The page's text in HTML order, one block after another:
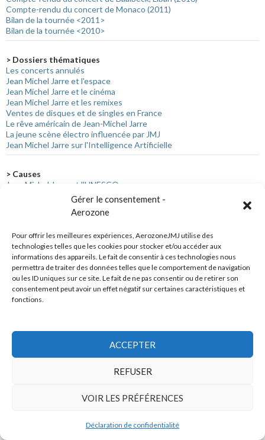
Gérer le consentement -
Aerozone
Pour offrir les meilleures expériences, AerozoneJMJ utilise des
technologies telles que les cookies pour stocker et/ou accéder aux
informations des appareils. Le fait de consentir à ces technologies nous
permettra de traiter des données telles que le comportement de navigation
ou les ID uniques sur ce site. Le fait de ne pas consentir ou de retirer son
consentement peut avoir un effet négatif sur certaines caractéristiques et
fonctions.
ACCEPTER
REFUSER
VOIR LES PRÉFÉRENCES
Déclaration de confidentialité
Compte-rendu du concert de Monaco (2011)
Bilan de la tournée <2011>
Bilan de la tournée <2010>
> Dossiers thématiques
Les concerts annulés
Jean Michel Jarre et l'espace
Jean Michel Jarre et le cinéma
Jean Michel Jarre et les remixes
Ventes de disques et de singles en France
Le rêve américain de Jean-Michel Jarre
La jeune scène électro influencée par JMJ
Jean Michel Jarre sur l'Intelligence Artificielle
> Causes
Jean Michel Jarre et l'UNESCO
Jean Michel Jarre, défenseur du droit d'auteur